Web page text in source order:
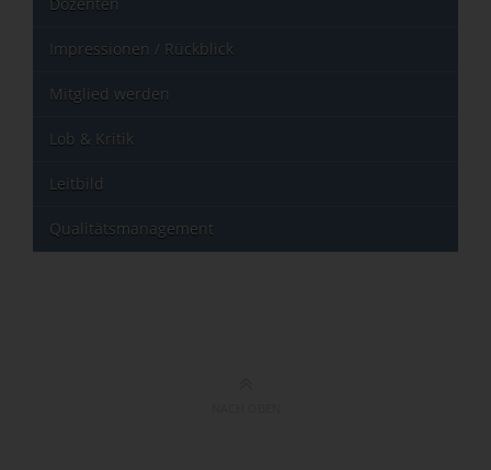
Dozenten
Impressionen / Rückblick
Mitglied werden
Lob & Kritik
Leitbild
Qualitätsmanagement